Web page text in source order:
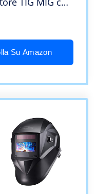
per
Su Amazon